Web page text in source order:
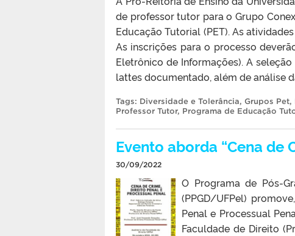
de professor tutor para o Grupo
Educação Tutorial (PET). As
As inscrições para o processo
Eletrônico de Informações). A
lattes documentado, além de análise
Tags: Diversidade e Tolerância, Grupos Pet,
Professor Tutor, Programa de Educação
Evento aborda “Cena de
30/09/2022
O Programa de Pós-
(PPGD/UFPel)
Penal e Processual
Faculdade de Direito